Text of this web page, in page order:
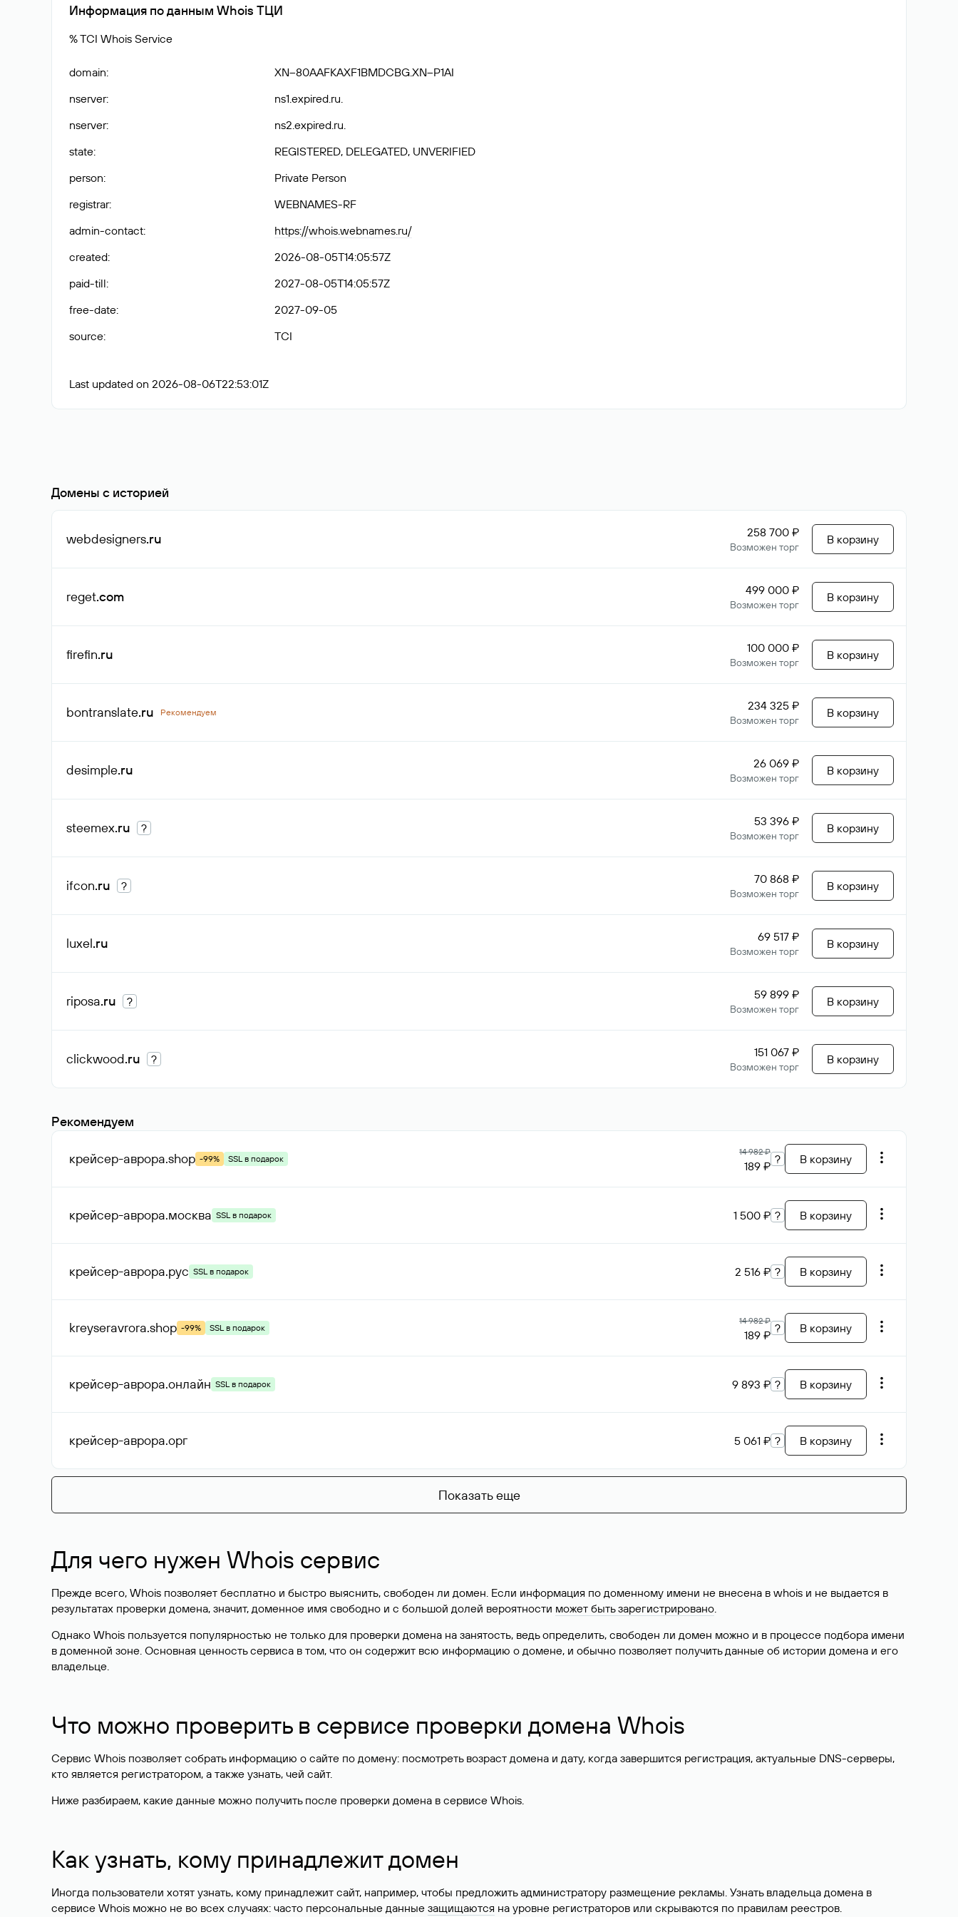
Информация по данным Whois ТЦИ
% TCI Whois Service
domain:
XN--80AAFKAXF1BMDCBG.XN--P1AI
nserver:
ns1.expired.ru.
nserver:
ns2.expired.ru.
state:
REGISTERED, DELEGATED, UNVERIFIED
person:
Private Person
registrar:
WEBNAMES-RF
admin-contact:
https://whois.webnames.ru/
created:
2026-08-05T14:05:57Z
paid-till:
2027-08-05T14:05:57Z
free-date:
2027-09-05
source: TCI
Last updated on 2026-08-06T22:53:01Z
Домены с историей
webdesigners.ru 258 700 ₽
Возможен торг
В корзину
reget.com 499 000 ₽
Возможен торг
В корзину
firefin.ru 100 000 ₽
Возможен торг
В корзину
bontranslate.ru Рекомендуем 234 325 ₽
Возможен торг
В корзину
desimple.ru 26 069 ₽
Возможен торг
В корзину
steemex.ru ? 53 396 ₽
Возможен торг
В корзину
ifcon.ru ? 70 868 ₽
Возможен торг
В корзину
luxel.ru 69 517 ₽
Возможен торг
В корзину
riposa.ru ? 59 899 ₽
Возможен торг
В корзину
clickwood.ru ? 151 067 ₽
Возможен торг
В корзину
Рекомендуем
крейсер-аврора.shop -99% SSL в подарок
14 982 ₽
189 ₽ ? В корзину
крейсер-аврора.москва SSL в подарок 1 500 ₽ ? В корзину
крейсер-аврора.рус SSL в подарок 2 516 ₽ ? В корзину
kreyseravrora.shop -99% SSL в подарок
14 982 ₽
189 ₽ ? В корзину
крейсер-аврора.онлайн SSL в подарок 9 893 ₽ ? В корзину
крейсер-аврора.орг 5 061 ₽ ? В корзину
Показать еще
Для чего нужен Whois сервис
Прежде всего, Whois позволяет бесплатно и быстро выяснить, свободен ли домен. Если информация по доменному имени не внесена в whois и не выдается в
результатах проверки домена, значит, доменное имя свободно и с большой долей вероятности может быть зарегистрировано.
Однако Whois пользуется популярностью не только для проверки домена на занятость, ведь определить, свободен ли домен можно и в процессе подбора имени
в доменной зоне. Основная ценность сервиса в том, что он содержит всю информацию о домене, и обычно позволяет получить данные об истории домена и его
владельце.
Что можно проверить в сервисе проверки домена Whois
Сервис Whois позволяет собрать информацию о сайте по домену: посмотреть возраст домена и дату, когда завершится регистрация, актуальные DNS-серверы,
кто является регистратором, а также узнать, чей сайт.
Ниже разбираем, какие данные можно получить после проверки домена в сервисе Whois.
Как узнать, кому принадлежит домен
Иногда пользователи хотят узнать, кому принадлежит сайт, например, чтобы предложить администратору размещение рекламы. Узнать владельца домена в
сервисе Whois можно не во всех случаях: часто персональные данные защищаются на уровне регистраторов или скрываются по правилам реестров.